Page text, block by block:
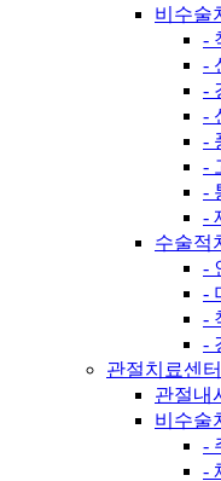
비수술
-
-
-
-
-
-
-
-
수술적
-
-
-
-
관절치료센터
관절내
비수술
-
-